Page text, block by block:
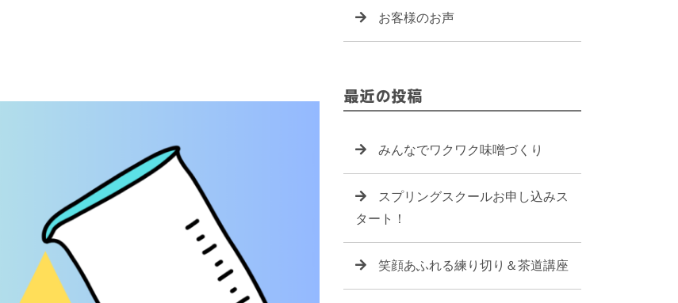
お客様のお声
最近の投稿
みんなでワクワク味噌づくり
スプリングスクールお申し込みス
タート！
笑顔あふれる練り切り＆茶道講座